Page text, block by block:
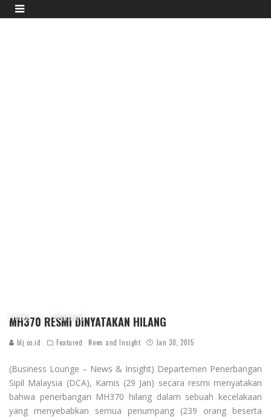
Home Featured
MH370 RESMI DINYATAKAN HILANG
blj.co.id Featured News and Insight Jan 30, 2015
(Business Lounge – News & Insight) Departemen Penerbangan
Sipil Malaysia (DCA), Kamis (29 Jan) secara resmi menyatakan
bahwa penerbangan MH370 hilang dalam sebuah kecelakaan
yang menyebabkan semua penumpang (239 orang beserta